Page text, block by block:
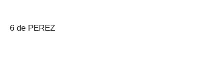
6 de PEREZ